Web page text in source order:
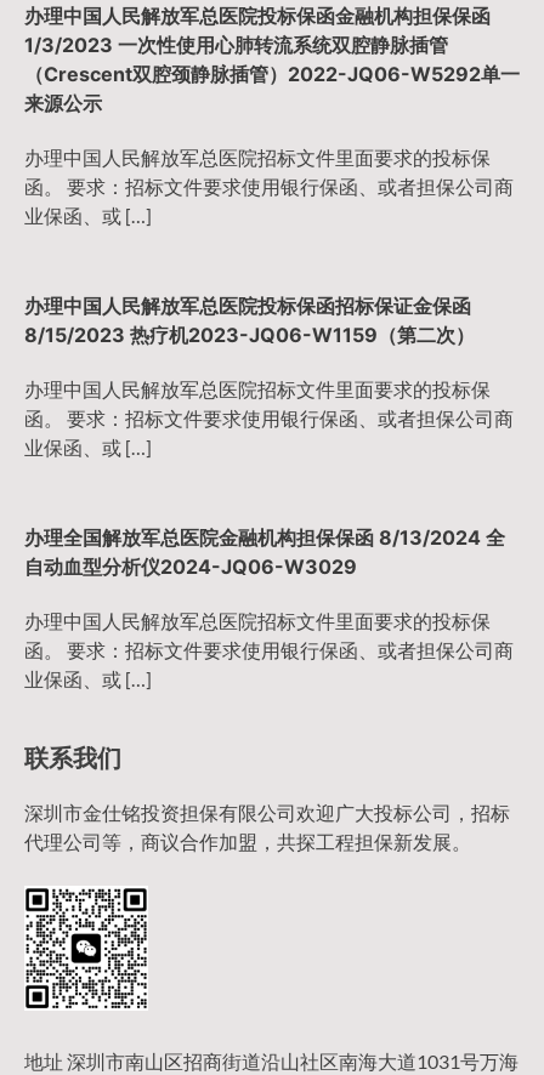
办理中国人民解放军总医院投标保函金融机构担保保函
1/3/2023 一次性使用心肺转流系统双腔静脉插管
（Crescent双腔颈静脉插管）2022-JQ06-W5292单一
来源公示
办理中国人民解放军总医院招标文件里面要求的投标保
函。 要求：招标文件要求使用银行保函、或者担保公司商
业保函、或 […]
办理中国人民解放军总医院投标保函招标保证金保函
8/15/2023 热疗机2023-JQ06-W1159（第二次）
办理中国人民解放军总医院招标文件里面要求的投标保
函。 要求：招标文件要求使用银行保函、或者担保公司商
业保函、或 […]
办理全国解放军总医院金融机构担保保函 8/13/2024 全
自动血型分析仪2024-JQ06-W3029
办理中国人民解放军总医院招标文件里面要求的投标保
函。 要求：招标文件要求使用银行保函、或者担保公司商
业保函、或 […]
联系我们
深圳市金仕铭投资担保有限公司欢迎广大投标公司，招标
代理公司等，商议合作加盟，共探工程担保新发展。
地址 深圳市南山区招商街道沿山社区南海大道1031号万海